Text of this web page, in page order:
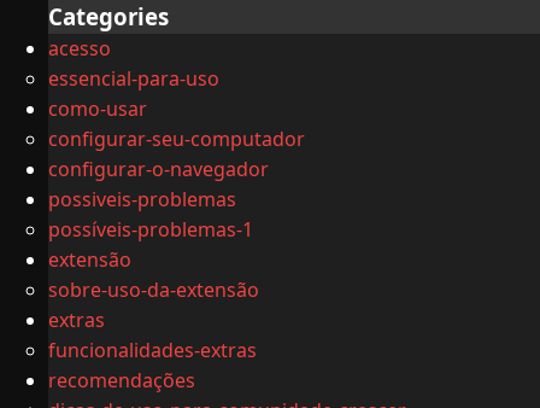
Categories
acesso
essencial-para-uso
como-usar
configurar-seu-computador
configurar-o-navegador
possiveis-problemas
possíveis-problemas-1
extensão
sobre-uso-da-extensão
extras
funcionalidades-extras
recomendações